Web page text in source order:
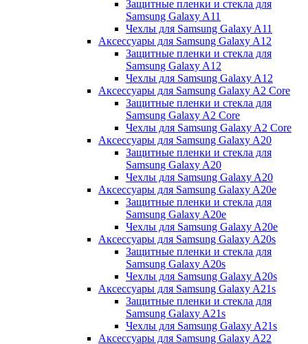
Защитные пленки и стекла для
Samsung Galaxy A11
Чехлы для Samsung Galaxy A11
Аксессуары для Samsung Galaxy A12
Защитные пленки и стекла для
Samsung Galaxy A12
Чехлы для Samsung Galaxy A12
Аксессуары для Samsung Galaxy A2 Core
Защитные пленки и стекла для
Samsung Galaxy A2 Core
Чехлы для Samsung Galaxy A2 Core
Аксессуары для Samsung Galaxy A20
Защитные пленки и стекла для
Samsung Galaxy A20
Чехлы для Samsung Galaxy A20
Аксессуары для Samsung Galaxy A20e
Защитные пленки и стекла для
Samsung Galaxy A20e
Чехлы для Samsung Galaxy A20e
Аксессуары для Samsung Galaxy A20s
Защитные пленки и стекла для
Samsung Galaxy A20s
Чехлы для Samsung Galaxy A20s
Аксессуары для Samsung Galaxy A21s
Защитные пленки и стекла для
Samsung Galaxy A21s
Чехлы для Samsung Galaxy A21s
Аксессуары для Samsung Galaxy A22